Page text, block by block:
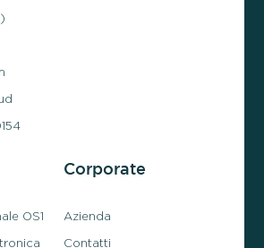
OS1
Corporate
Azienda
Contatti